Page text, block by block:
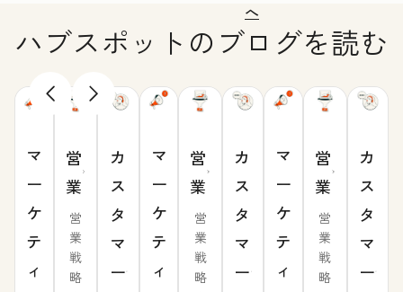
へ
ハブスポットのブログを読む
マ
ー
ケ
テ
ィ
営
業
営
業
戦
略
カ
ス
タ
マ
ー
マ
ー
ケ
テ
ィ
営
業
営
業
戦
略
カ
ス
タ
マ
ー
マ
ー
ケ
テ
ィ
営
業
営
業
戦
略
カ
ス
タ
マ
ー